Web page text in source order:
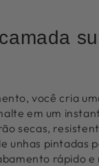
você cria
em um
secas,
unhas pintadas
rápido